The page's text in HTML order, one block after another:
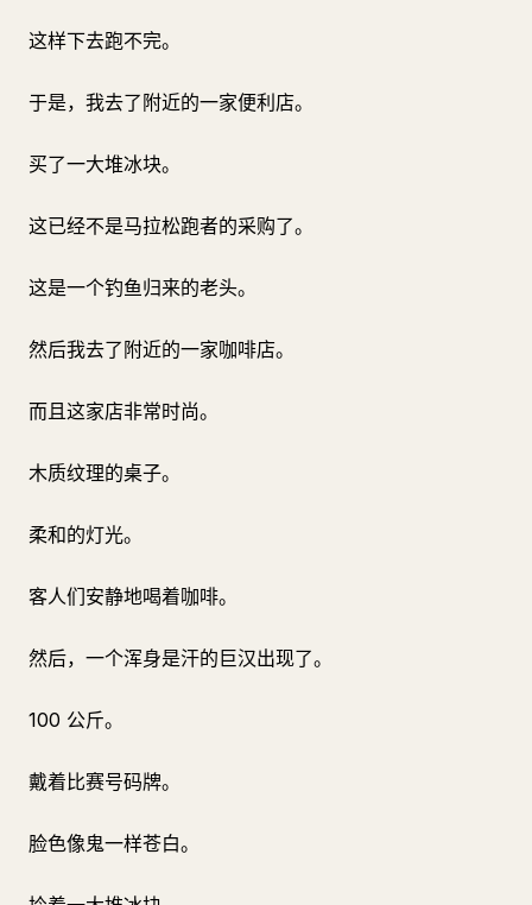
这样下去跑不完。
于是，我去了附近的一家便利店。
买了一大堆冰块。
这已经不是马拉松跑者的采购了。
这是一个钓鱼归来的老头。
然后我去了附近的一家咖啡店。
而且这家店非常时尚。
木质纹理的桌子。
柔和的灯光。
客人们安静地喝着咖啡。
然后，一个浑身是汗的巨汉出现了。
100 公斤。
戴着比赛号码牌。
脸色像鬼一样苍白。